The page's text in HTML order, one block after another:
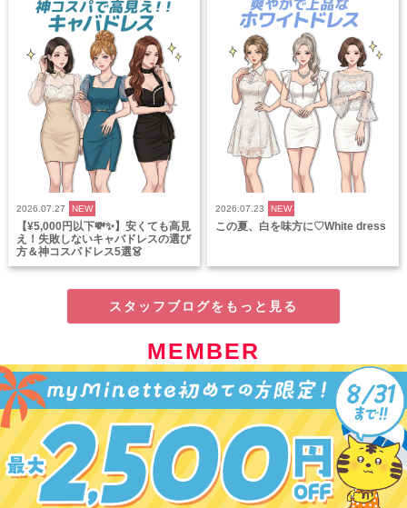
2026.07.27 NEW
【¥5,000円以下💸✨】安くても高見
え！失敗しないキャバドレスの選び
方＆神コスパドレス5選👗
2026.07.23 NEW
この夏、白を味方に♡White dress
スタッフブログをもっと見る
MEMBER